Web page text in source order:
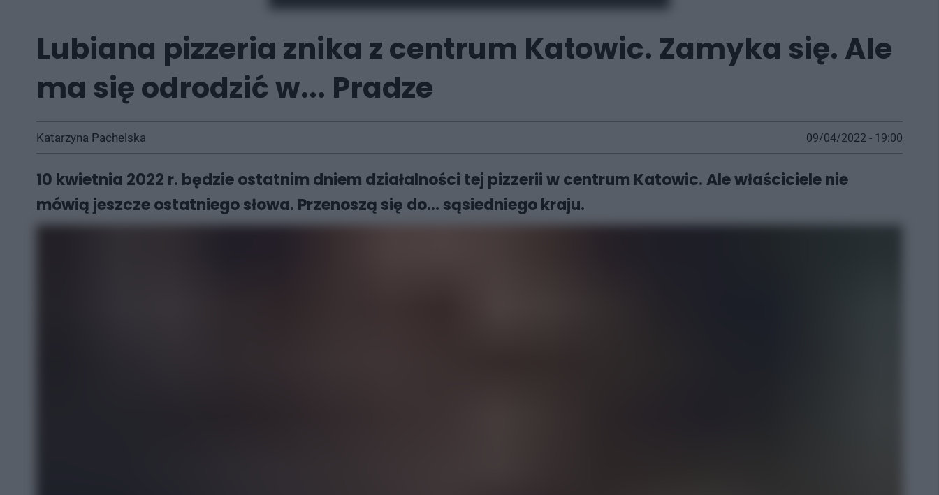
Lubiana pizzeria znika z centrum Katowic. Zamyka się. Ale
ma się odrodzić w... Pradze
Katarzyna Pachelska 09/04/2022 - 19:00
10 kwietnia 2022 r. będzie ostatnim dniem działalności tej pizzerii w centrum Katowic. Ale właściciele nie
mówią jeszcze ostatniego słowa. Przenoszą się do... sąsiedniego kraju.